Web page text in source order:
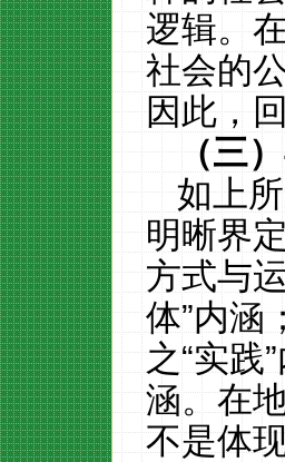
逻辑。
社会的
因此，
（三
如上
明晰界
方式与
体”内涵
之“实践
涵。在
不是体